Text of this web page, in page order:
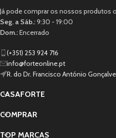
Já pode comprar os nossos produtos
Seg. a Sáb.:9:30 - 19:00
Dom.:Encerrado
(+351) 253 924 716
info@forteonline.pt
R. do Dr. Francisco António
CASAFORTE
COMPRAR
TOP MARCAS